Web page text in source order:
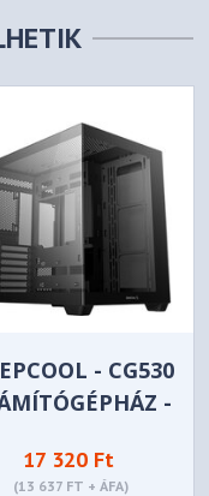
- CG530
-
17 320 Ft
(13 637 FT + ÁFA)